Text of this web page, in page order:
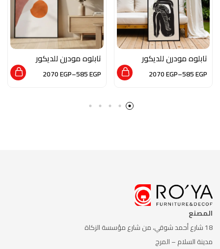
تابلوه مودرن للديكور
من الخشب الطبيعي
والزجاج بلمسه من
585EGP
–
2070EGP
تابلوه مودرن للديكور
من الخشب الطبيعي
والزجاج بلمسة من
585EGP
–
2070EGP
المصنع
18 شارع أحمد شوقي، من شارع
مؤسسة الزكاة
مدينة السلام – المرج